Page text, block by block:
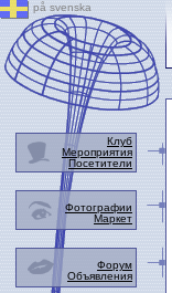
på svenska
Клуб
Мероприятия
Посетители
Фотографии
Маркет
Форум
Объявления